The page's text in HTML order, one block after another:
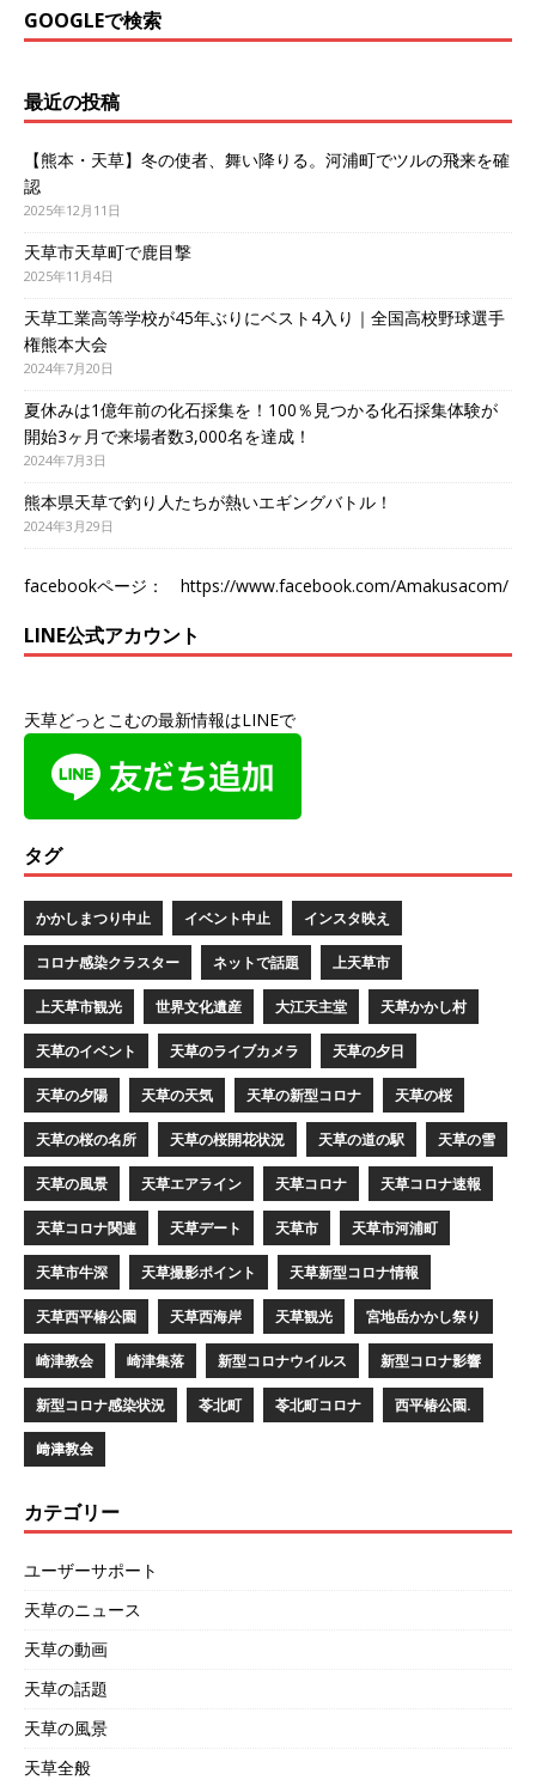
GOOGLEで検索
最近の投稿
【熊本・天草】冬の使者、舞い降りる。河浦町でツルの飛来を確
認
2025年12月11日
天草市天草町で鹿目撃
2025年11月4日
天草工業高等学校が45年ぶりにベスト4入り｜全国高校野球選手
権熊本大会
2024年7月20日
夏休みは1億年前の化石採集を！100％見つかる化石採集体験が
開始3ヶ月で来場者数3,000名を達成！
2024年7月3日
熊本県天草で釣り人たちが熱いエギングバトル！
2024年3月29日
facebookページ： https://www.facebook.com/Amakusacom/
LINE公式アカウント
天草どっとこむの最新情報はLINEで
タグ
かかしまつり中止 イベント中止 インスタ映え
コロナ感染クラスター ネットで話題 上天草市
上天草市観光 世界文化遺産 大江天主堂 天草かかし村
天草のイベント 天草のライブカメラ 天草の夕日
天草の夕陽 天草の天気 天草の新型コロナ 天草の桜
天草の桜の名所 天草の桜開花状況 天草の道の駅 天草の雪
天草の風景 天草エアライン 天草コロナ 天草コロナ速報
天草コロナ関連 天草デート 天草市 天草市河浦町
天草市牛深 天草撮影ポイント 天草新型コロナ情報
天草西平椿公園 天草西海岸 天草観光 宮地岳かかし祭り
崎津教会 崎津集落 新型コロナウイルス 新型コロナ影響
新型コロナ感染状況 苓北町 苓北町コロナ 西平椿公園.
﨑津教会
カテゴリー
ユーザーサポート
天草のニュース
天草の動画
天草の話題
天草の風景
天草全般